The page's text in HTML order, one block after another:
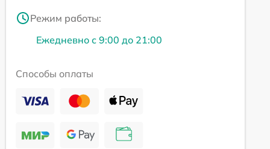
Режим работы:
Ежедневно с 9:00 до 21:00
Способы оплаты